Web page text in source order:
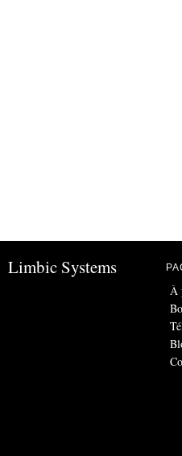
Limbic Systems
À